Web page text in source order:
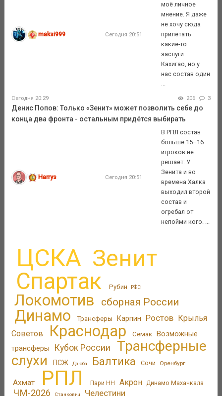
maksi999 Сегодня 20:51
моё личное
мнение. Я даже
не хочу сюда
прилетать
какие-то
заслуги
Кахигао, но у
нас состав один
...
Сегодня 20:29 206 3
Денис Попов: Только «Зенит» может позволить себе до
конца два фронта - остальным придётся выбирать
Harrys Сегодня 20:51
В РПЛ состав
больше 15–16
игроков не
решает. У
Зенита и во
времена Халка
выходил второй
состав и
огребал от
непойми кого. ...
ЦСКА Зенит
Спартак Рубин РФС
Локомотив сборная России
Динамо Трансферы Карпин Ростов Крылья
Советов
Краснодар Семак Возможные
трансферы
Кубок России
Трансферные
слухи
ПСЖ Дзюба Балтика Сочи Оренбург
Ахмат РПЛ Пари НН Акрон Динамо Махачкала
ЧМ-2026 Станкович Челестини